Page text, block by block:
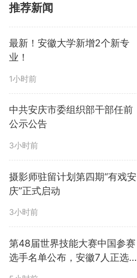
推荐新闻
最新！安徽大学新增2个新专
业！
1小时前
中共安庆市委组织部干部任前
公示公告
3小时前
摄影师驻留计划第四期“有戏安
庆”正式启动
3小时前
第48届世界技能大赛中国参赛
选手名单公布，安徽7人正选参